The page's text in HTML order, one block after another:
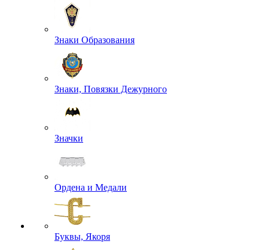
Знаки Образования
Знаки, Повязки Дежурного
Значки
Ордена и Медали
Буквы, Якоря